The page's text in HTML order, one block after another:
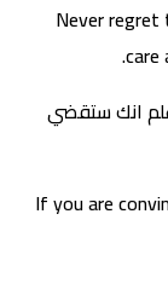
Never
انك ستقضي
If you are